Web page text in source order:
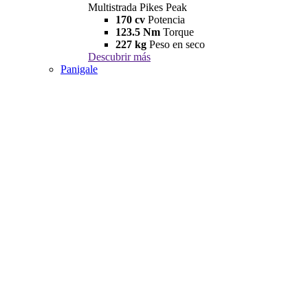
Multistrada Pikes Peak
170 cv Potencia
123.5 Nm Torque
227 kg Peso en seco
Descubrir más
Panigale